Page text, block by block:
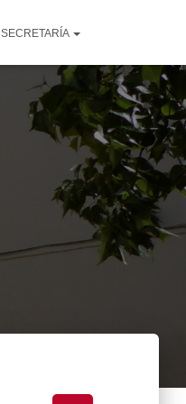
SECRETARÍA